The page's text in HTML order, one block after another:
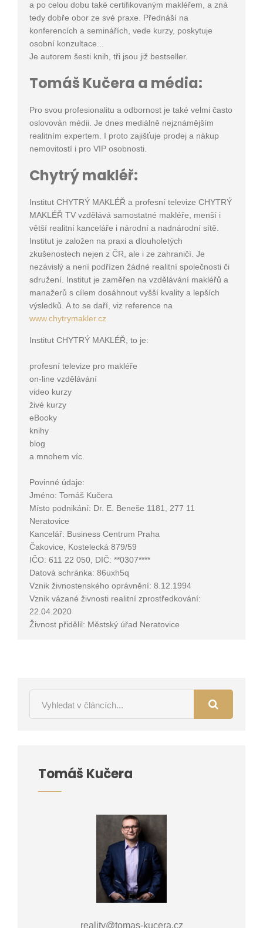
a po celou dobu také certifikovaným makléřem, a zná
tedy dobře obor ze své praxe. Přednáší na
konferencích a seminářích, vede kurzy, poskytuje
osobní konzultace...
Je autorem šesti knih, tři jsou již bestseller.
Tomáš Kučera a média:
Pro svou profesionalitu a odbornost je také velmi často
oslovován médii. Je dnes mediálně nejznámějším
realitním expertem. I proto zajišťuje prodej a nákup
nemovitostí i pro VIP osobnosti.
Chytrý makléř:
Institut CHYTRÝ MAKLÉŘ a profesní televize CHYTRÝ
MAKLÉŘ TV vzdělává samostatné makléře, menší i
větší realitní kanceláře i národní a nadnárodní sítě.
Institut je založen na praxi a dlouholetých
zkušenostech nejen z ČR, ale i ze zahraničí. Je
nezávislý a není podřízen žádné realitní společnosti či
sdružení. Institut je zaměřen na vzdělávání makléřů a
manažerů s cílem dosáhnout vyšší kvality a lepších
výsledků. A to se daří, viz reference na
www.chytrymakler.cz
Institut CHYTRÝ MAKLÉŘ, to je:
profesní televize pro makléře
on-line vzdělávání
video kurzy
živé kurzy
eBooky
knihy
blog
a mnohem víc.
Povinné údaje:
Jméno: Tomáš Kučera
Místo podnikání: Dr. E. Beneše 1181, 277 11
Neratovice
Kancelář: Business Centrum Praha
Čakovice, Kostelecká 879/59
IČO: 611 22 050, DIČ: **0307****
Datová schránka: 86uxh5q
Vznik živnostenského oprávnění: 8.12.1994
Vznik vázané živnosti realitní zprostředkování:
22.04.2020
Živnost přidělil: Městský úřad Neratovice
Tomáš Kučera
reality@tomas-kucera.cz